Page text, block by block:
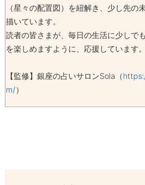
（星々の配置図）を紐解き、少し先の
描いています。
読者の皆さまが、毎日の生活に少しで
を楽しめますように、応援しています。
【監修】銀座の占いサロンSola（
m/）